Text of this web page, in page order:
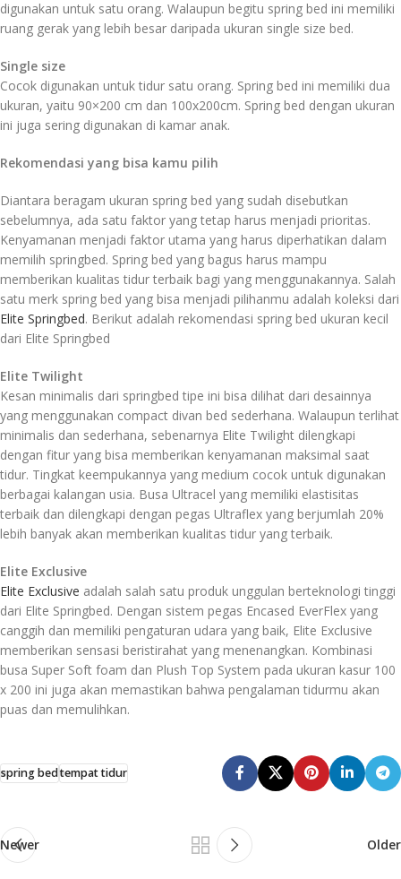
digunakan untuk satu orang. Walaupun begitu spring bed ini memiliki
ruang gerak yang lebih besar daripada ukuran single size bed.
Single size
Cocok digunakan untuk tidur satu orang. Spring bed ini memiliki dua
ukuran, yaitu 90×200 cm dan 100x200cm. Spring bed dengan ukuran
ini juga sering digunakan di kamar anak.
Rekomendasi yang bisa kamu pilih
Diantara beragam ukuran spring bed yang sudah disebutkan
sebelumnya, ada satu faktor yang tetap harus menjadi prioritas.
Kenyamanan menjadi faktor utama yang harus diperhatikan dalam
memilih springbed. Spring bed yang bagus harus mampu
memberikan kualitas tidur terbaik bagi yang menggunakannya. Salah
satu merk spring bed yang bisa menjadi pilihanmu adalah koleksi dari
Elite Springbed. Berikut adalah rekomendasi spring bed ukuran kecil
dari Elite Springbed
Elite Twilight
Kesan minimalis dari springbed tipe ini bisa dilihat dari desainnya
yang menggunakan compact divan bed sederhana. Walaupun terlihat
minimalis dan sederhana, sebenarnya Elite Twilight dilengkapi
dengan fitur yang bisa memberikan kenyamanan maksimal saat
tidur. Tingkat keempukannya yang medium cocok untuk digunakan
berbagai kalangan usia. Busa Ultracel yang memiliki elastisitas
terbaik dan dilengkapi dengan pegas Ultraflex yang berjumlah 20%
lebih banyak akan memberikan kualitas tidur yang terbaik.
Elite Exclusive
Elite Exclusive adalah salah satu produk unggulan berteknologi tinggi
dari Elite Springbed. Dengan sistem pegas Encased EverFlex yang
canggih dan memiliki pengaturan udara yang baik, Elite Exclusive
memberikan sensasi beristirahat yang menenangkan. Kombinasi
busa Super Soft foam dan Plush Top System pada ukuran kasur 100
x 200 ini juga akan memastikan bahwa pengalaman tidurmu akan
puas dan memulihkan.
spring bedtempat tidur
Newer Older